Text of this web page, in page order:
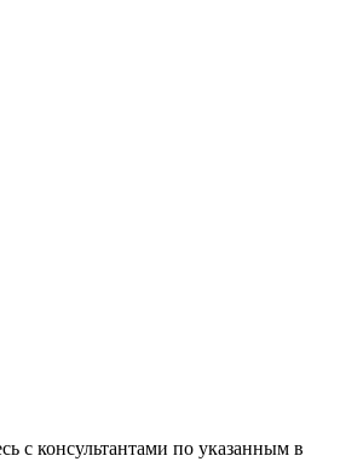
с консультантами по указанным в